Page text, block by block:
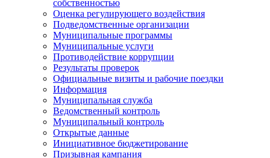
собственностью
Оценка регулирующего воздействия
Подведомственные организации
Муниципальные программы
Муниципальные услуги
Противодействие коррупции
Результаты проверок
Официальные визиты и рабочие поездки
Информация
Муниципальная служба
Ведомственный контроль
Муниципальный контроль
Открытые данные
Инициативное бюджетирование
Призывная кампания